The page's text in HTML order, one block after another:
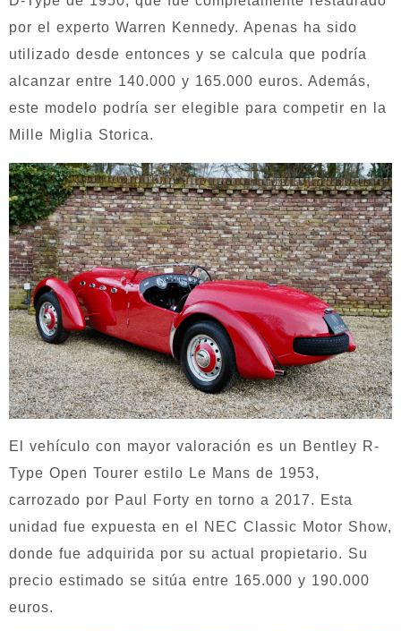
por el experto Warren Kennedy. Apenas ha sido
utilizado desde entonces y se calcula que podría
alcanzar entre 140.000 y 165.000 euros. Además,
este modelo podría ser elegible para competir en la
Mille Miglia Storica.
El vehículo con mayor valoración es un Bentley R-
Type Open Tourer estilo Le Mans de 1953,
carrozado por Paul Forty en torno a 2017. Esta
unidad fue expuesta en el NEC Classic Motor Show,
donde fue adquirida por su actual propietario. Su
precio estimado se sitúa entre 165.000 y 190.000
euros.